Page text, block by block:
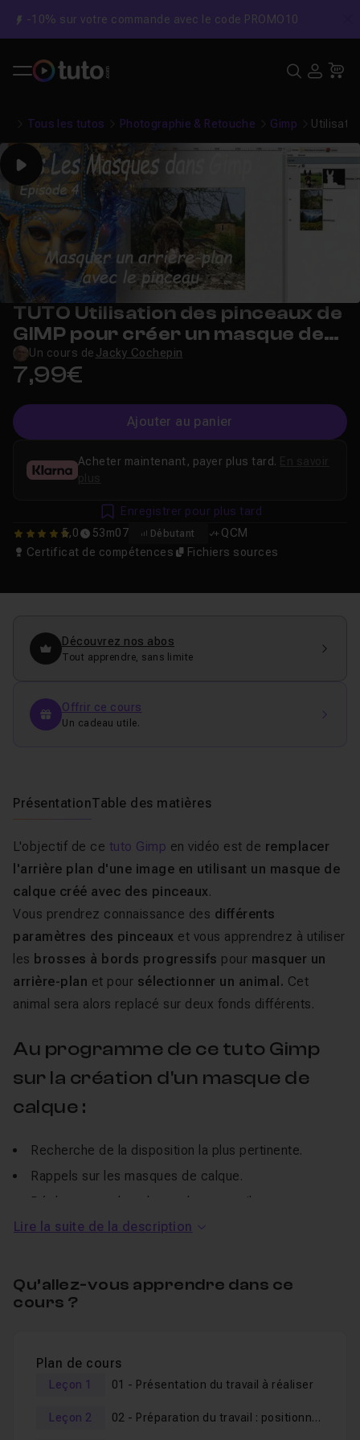
-10% sur votre commande avec le code PROMO10
Tous les tutos Photographie & Retouche Gimp
Play
TUTO Utilisation des pinceaux de
GIMP pour créer un masque de
calque.
Un cours de Jacky Cochepin
7,99€
Ajouter au panier
5 5,0 53m07 Débutant
QCM
Certificat de compétences
Fichiers sources
Acheter maintenant, payer plus tard.
plus
Enregistrer pour plus tard
Découvrez nos abos
Tout apprendre, sans limite
Offrir ce cours
Un cadeau utile.
PrésentationTable des matières
L'objectif de ce tuto Gimp en vidéo est de remplacer
l'arrière plan d'une image en utilisant un masque de
calque créé avec des pinceaux.
Vous prendrez connaissance des différents
paramètres des pinceaux et vous apprendrez à utiliser
les brosses à bords progressifs pour masquer un
arrière-plan et pour sélectionner un animal. Cet
animal sera alors replacé sur deux fonds différents.
Au programme de ce tuto Gimp
sur la création d'un masque de
calque :
Recherche de la disposition la plus pertinente.
Rappels sur les masques de calque.
Déplacement de calques dans une pile.
Sélectionner les formes.
Rôle des paramètres Proportion et Angle.
Exemples de dynamique de la brosse.
Aperçu sur les modes du pinceau.
Analogies avec les différentes opacités
Lire la suite de la description
Qu’allez-vous apprendre dans ce
cours ?
Plan de cours
Leçon 1 01 - Présentation du travail à réaliser
Leçon 2 02 - Préparation du travail : positionnement des calques